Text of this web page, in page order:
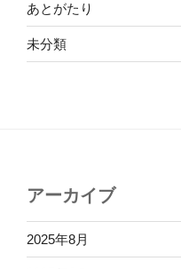
あとがたり
未分類
アーカイブ
2025年8月